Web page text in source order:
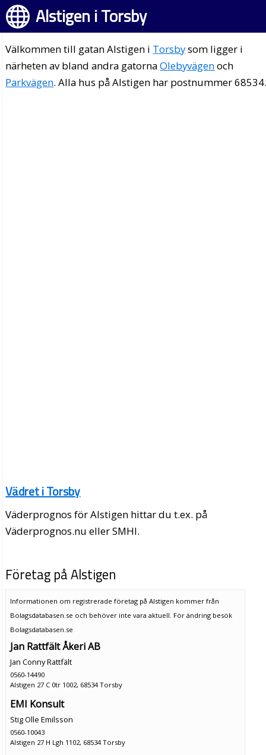
Alstigen i Torsby
Välkommen till gatan Alstigen i Torsbysom ligger i
närheten av bland andra gatornaOlebyvägenoch
Parkvägen. Alla hus på Alstigen har postnummer
Vädret i Torsby
Väderprognos för Alstigen hittar du t.ex. på
Väderprognos.nu eller SMHI.
Företag på Alstigen
Informationen om registrerade företag på Alstigen kommer från
Bolagsdatabasen.se och behöver inte vara aktuell. För ändring besök
Bolagsdatabasen.se
Jan Rattfält Åkeri AB
Jan Conny Rattfält
0560-14490
Alstigen 27 C 0tr 1002, 68534 Torsby
EMI Konsult
Stig Olle Emilsson
0560-10043
Alstigen 27 H Lgh 1102, 68534 Torsby